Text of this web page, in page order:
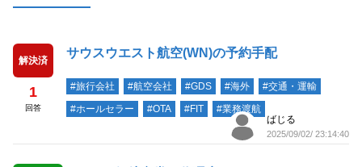
解決済
1
回答
サウスウエスト航空(WN)の予約手配
#旅行会社 #航空会社 #GDS #海外
#交通・運輸
#ホールセラー
#OTA #FIT
#業務渡航
ばじる
2025/09/02/ 23:14:40